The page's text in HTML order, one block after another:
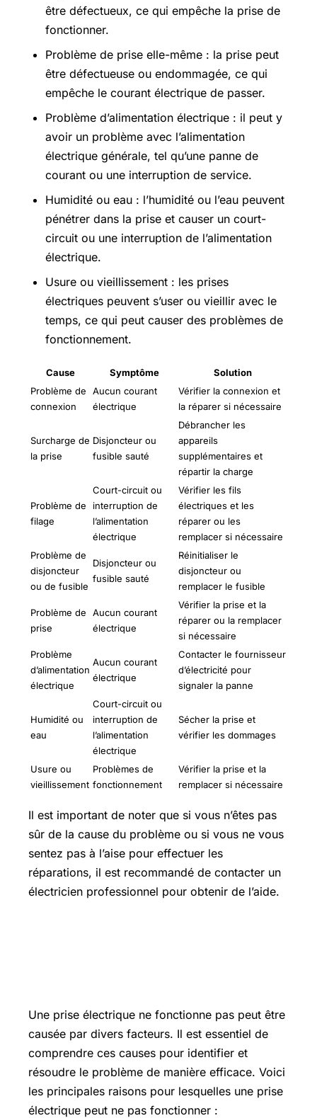
être défectueux, ce qui empêche la prise de
fonctionner.
Problème de prise elle-même : la prise peut
être défectueuse ou endommagée, ce qui
empêche le courant électrique de passer.
Problème d’alimentation électrique : il peut y
avoir un problème avec l’alimentation
électrique générale, tel qu’une panne de
courant ou une interruption de service.
Humidité ou eau : l’humidité ou l’eau peuvent
pénétrer dans la prise et causer un court-
circuit ou une interruption de l’alimentation
électrique.
Usure ou vieillissement : les prises
électriques peuvent s’user ou vieillir avec le
temps, ce qui peut causer des problèmes de
fonctionnement.
Cause Symptôme
Solution
Problème de
connexion
Aucun courant
électrique
Vérifier la connexion et
la réparer si nécessaire
Surcharge de
la prise
Disjoncteur ou
fusible sauté
Débrancher les
appareils
supplémentaires et
répartir la charge
Problème de
filage
Court-circuit ou
interruption de
l’alimentation
électrique
Vérifier les fils
électriques et les
réparer ou les
remplacer si nécessaire
Problème de
disjoncteur
ou de fusible
Disjoncteur ou
fusible sauté
Réinitialiser le
disjoncteur ou
remplacer le fusible
Problème de
prise
Aucun courant
électrique
Vérifier la prise et la
réparer ou la remplacer
si nécessaire
Problème
d’alimentation
électrique
Aucun courant
électrique
Contacter le fournisseur
d’électricité pour
signaler la panne
Humidité ou
eau
Court-circuit ou
interruption de
l’alimentation
électrique
Sécher la prise et
vérifier les dommages
Usure ou
vieillissement
Problèmes de
fonctionnement
Vérifier la prise et la
remplacer si nécessaire
Il est important de noter que si vous n’êtes pas
sûr de la cause du problème ou si vous ne vous
sentez pas à l’aise pour effectuer les
réparations, il est recommandé de contacter un
électricien professionnel pour obtenir de l’aide.
Une prise électrique ne fonctionne pas peut être
causée par divers facteurs. Il est essentiel de
comprendre ces causes pour identifier et
résoudre le problème de manière efficace. Voici
les principales raisons pour lesquelles une prise
électrique peut ne pas fonctionner :